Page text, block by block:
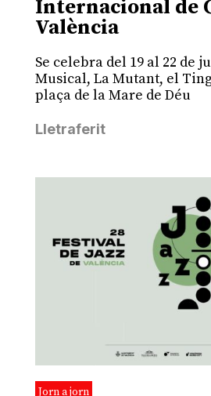
Internacional de
València
Se celebra del 19 al 22 de
Musical, La Mutant, el
plaça de la Mare de Déu
Lletraferit
Jorn a jorn